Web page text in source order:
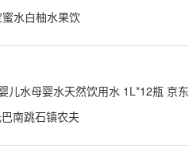
水白柚水果饮
儿水母婴水天然饮用水 1L*12瓶 京
南跳石镇农夫